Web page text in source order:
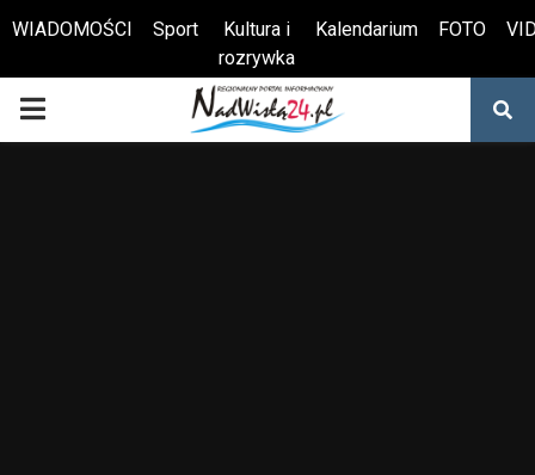
Otwórz pasek narzędzi
WIADOMOŚCI Sport
Kultura i
rozrywka
Kalendarium FOTO
PRIMARY